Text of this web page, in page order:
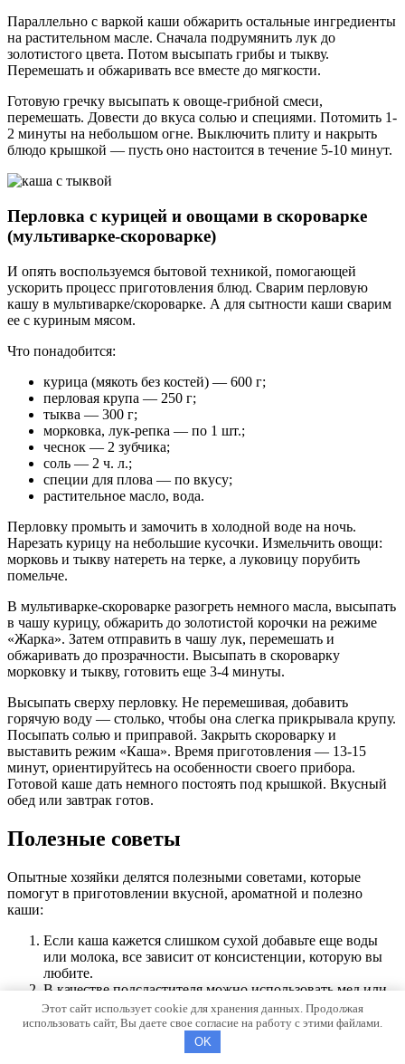
Параллельно с варкой каши обжарить остальные ингредиенты
на растительном масле. Сначала подрумянить лук до
золотистого цвета. Потом высыпать грибы и тыкву.
Перемешать и обжаривать все вместе до мягкости.
Готовую гречку высыпать к овоще-грибной смеси,
перемешать. Довести до вкуса солью и специями. Потомить 1-
2 минуты на небольшом огне. Выключить плиту и накрыть
блюдо крышкой — пусть оно настоится в течение 5-10 минут.
Перловка с курицей и овощами в скороварке
(мультиварке-скороварке)
И опять воспользуемся бытовой техникой, помогающей
ускорить процесс приготовления блюд. Сварим перловую
кашу в мультиварке/скороварке. А для сытности каши сварим
ее с куриным мясом.
Что понадобится:
курица (мякоть без костей) — 600 г;
перловая крупа — 250 г;
тыква — 300 г;
морковка, лук-репка — по 1 шт.;
чеснок — 2 зубчика;
соль — 2 ч. л.;
специи для плова — по вкусу;
растительное масло, вода.
Перловку промыть и замочить в холодной воде на ночь.
Нарезать курицу на небольшие кусочки. Измельчить овощи:
морковь и тыкву натереть на терке, а луковицу порубить
помельче.
В мультиварке-скороварке разогреть немного масла, высыпать
в чашу курицу, обжарить до золотистой корочки на режиме
«Жарка». Затем отправить в чашу лук, перемешать и
обжаривать до прозрачности. Высыпать в скороварку
морковку и тыкву, готовить еще 3-4 минуты.
Высыпать сверху перловку. Не перемешивая, добавить
горячую воду — столько, чтобы она слегка прикрывала крупу.
Посыпать солью и приправой. Закрыть скороварку и
выставить режим «Каша». Время приготовления — 13-15
минут, ориентируйтесь на особенности своего прибора.
Готовой каше дать немного постоять под крышкой. Вкусный
обед или завтрак готов.
Полезные советы
Опытные хозяйки делятся полезными советами, которые
помогут в приготовлении вкусной, ароматной и полезно
каши:
Если каша кажется слишком сухой добавьте еще воды
или молока, все зависит от консистенции, которую вы
любите.
В качестве подсластителя можно использовать мед или
кленовый сироп.
В кашу можно добавлять различные сухофрукты и
Этот сайт использует cookie для хранения данных. Продолжая
использовать сайт, Вы даете свое согласие на работу с этими файлами.
OK